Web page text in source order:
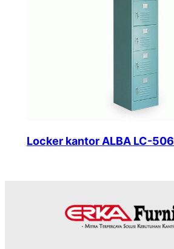
Locker kantor ALBA LC-506